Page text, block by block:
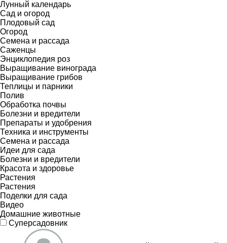
Лунный календарь
Сад и огород
Плодовый сад
Огород
Семена и рассада
Саженцы
Энциклопедия роз
Выращивание винограда
Выращивание грибов
Теплицы и парники
Полив
Обработка почвы
Болезни и вредители
Препараты и удобрения
Техника и инструменты
Семена и рассада
Идеи для сада
Болезни и вредители
Красота и здоровье
Растения
Растения
Поделки для сада
Видео
Домашние животные
Суперсадовник